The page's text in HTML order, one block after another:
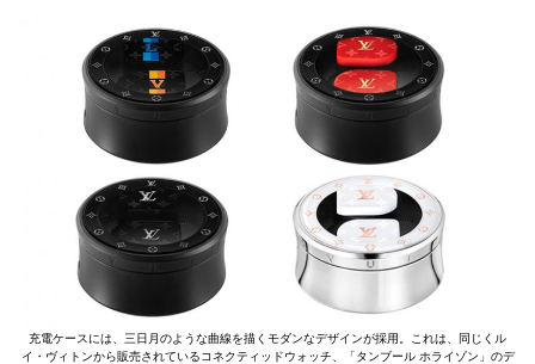
充電ケースには、三日月のような曲線を描くモダンなデザインが採用。これは、同じくル
イ・ヴィトンから販売されているコネクティッドウォッチ、「タンブール ホライゾン」のデ